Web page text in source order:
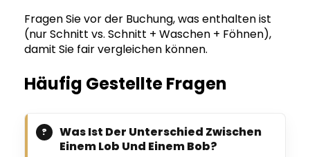
Fragen Sie vor der Buchung, was enthalten ist
(nur Schnitt vs. Schnitt + Waschen + Föhnen),
damit Sie fair vergleichen können.
Häufig Gestellte Fragen
Was Ist Der Unterschied Zwischen
Einem Lob Und Einem Bob?